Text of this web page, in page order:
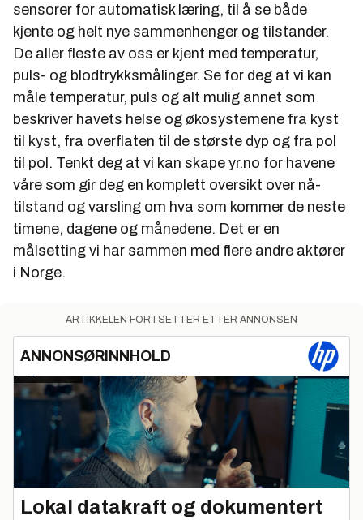
sensorer for automatisk læring, til å se både
kjente og helt nye sammenhenger og tilstander.
De aller fleste av oss er kjent med temperatur,
puls- og blodtrykksmålinger. Se for deg at vi kan
måle temperatur, puls og alt mulig annet som
beskriver havets helse og økosystemene fra kyst
til kyst, fra overflaten til de største dyp og fra pol
til pol. Tenkt deg at vi kan skape yr.no for havene
våre som gir deg en komplett oversikt over nå-
tilstand og varsling om hva som kommer de neste
timene, dagene og månedene. Det er en
målsetting vi har sammen med flere andre aktører
i Norge.
ARTIKKELEN FORTSETTER ETTER ANNONSEN
ANNONSØRINNHOLD
Lokal datakraft og dokumentert